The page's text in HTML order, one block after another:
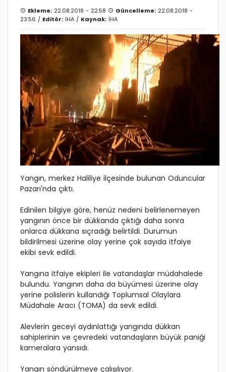
Ekleme: 22.08.2018 - 22:58 Güncelleme: 22.08.2018 -
23:56 / Editör: IHA / Kaynak: İHA
Yangın, merkez Haliliye ilçesinde bulunan Oduncular
Pazarı'nda çıktı.
Edinilen bilgiye göre, henüz nedeni belirlenemeyen
yangının önce bir dükkanda çıktığı daha sonra
onlarca dükkana sıçradığı belirtildi. Durumun
bildirilmesi üzerine olay yerine çok sayıda itfaiye
ekibi sevk edildi.
Yangına itfaiye ekipleri ile vatandaşlar müdahalede
bulundu. Yangının daha da büyümesi üzerine olay
yerine polislerin kullandığı Toplumsal Olaylara
Müdahale Aracı (TOMA) da sevk edildi.
Alevlerin geceyi aydınlattığı yangında dükkan
sahiplerinin ve çevredeki vatandaşların büyük paniği
kameralara yansıdı.
Yangın söndürülmeye çalışılıyor.